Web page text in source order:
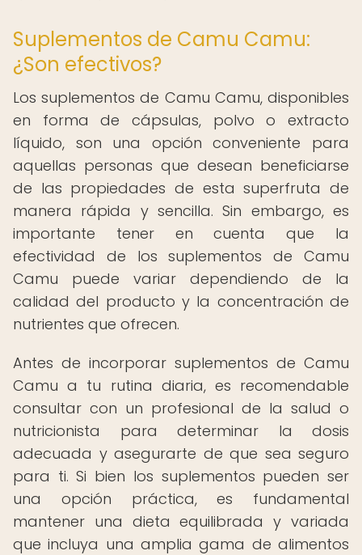
Suplementos de Camu Camu:
¿Son efectivos?
Los suplementos de Camu Camu, disponibles
en forma de cápsulas, polvo o extracto
líquido, son una opción conveniente para
aquellas personas que desean beneficiarse
de las propiedades de esta superfruta de
manera rápida y sencilla. Sin embargo, es
importante tener en cuenta que la
efectividad de los suplementos de Camu
Camu puede variar dependiendo de la
calidad del producto y la concentración de
nutrientes que ofrecen.
Antes de incorporar suplementos de Camu
Camu a tu rutina diaria, es recomendable
consultar con un profesional de la salud o
nutricionista para determinar la dosis
adecuada y asegurarte de que sea seguro
para ti. Si bien los suplementos pueden ser
una opción práctica, es fundamental
mantener una dieta equilibrada y variada
que incluya una amplia gama de alimentos